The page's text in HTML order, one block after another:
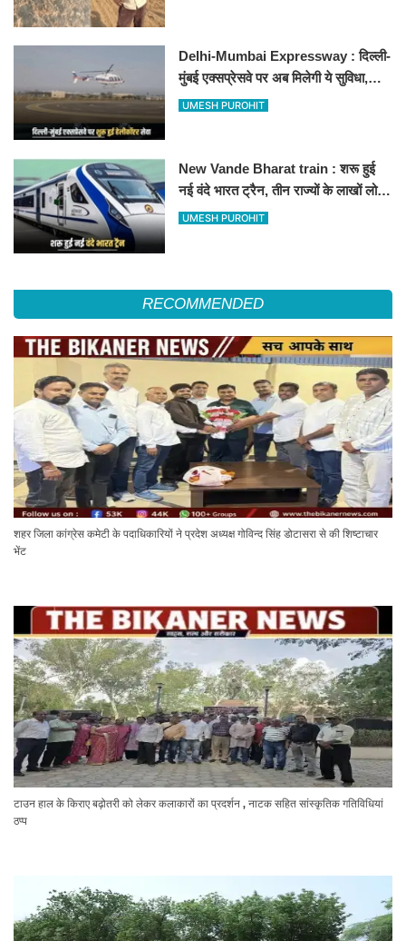
Delhi-Mumbai Expressway : दिल्ली-
मुंबई एक्सप्रेसवे पर अब मिलेगी ये सुविधा,
हेलीकॉप्टर सर्विस से तुरंत घायल पहुंचेगा
UMESH PUROHIT
New Vande Bharat train : शरू हुई
नई वंदे भारत ट्रैन, तीन राज्यों के लाखों लोगों
का सफर होगा आसान, देखें पूरा रूटमैप
UMESH PUROHIT
RECOMMENDED
शहर जिला कांग्रेस कमेटी के पदाधिकारियों ने प्रदेश अध्यक्ष गोविन्द सिंह डोटासरा से की शिष्टाचार
भेंट
टाउन हाल के किराए बढ़ोतरी को लेकर कलाकारों का प्रदर्शन , नाटक सहित सांस्कृतिक गतिविधियां
ठप्प